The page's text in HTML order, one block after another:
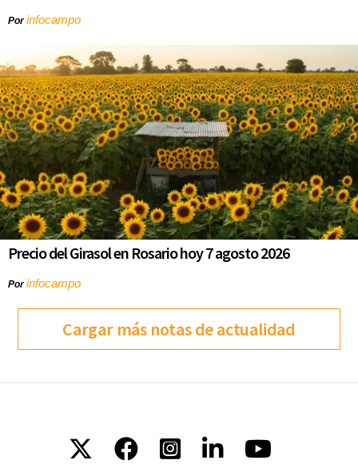
Porinfocampo
Precio del Girasol en Rosario hoy 7 agosto 2026
Porinfocampo
Cargar más notas de actualidad